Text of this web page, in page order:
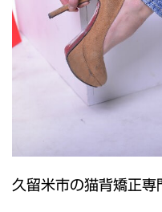
久留米市の猫背矯正専